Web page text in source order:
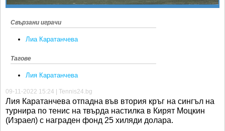
Свързани играчи
Лиа Каратанчева
Тагове
Лия Каратанчева
09-11-2022 15:24 | Tennis24.bg
Лия Каратанчева отпадна във втория кръг на сингъл на
турнира по тенис на твърда настилка в Кирят Моцкин
(Израел) с награден фонд 25 хиляди долара.